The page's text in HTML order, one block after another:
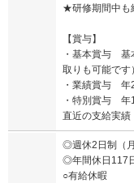
★研修期間中も
【賞与】
・基本賞与 基
取りも可能です）
・業績賞与 年
・特別賞与 年
直近の支給実績
◎週休2日制（
◎年間休日117
○有給休暇